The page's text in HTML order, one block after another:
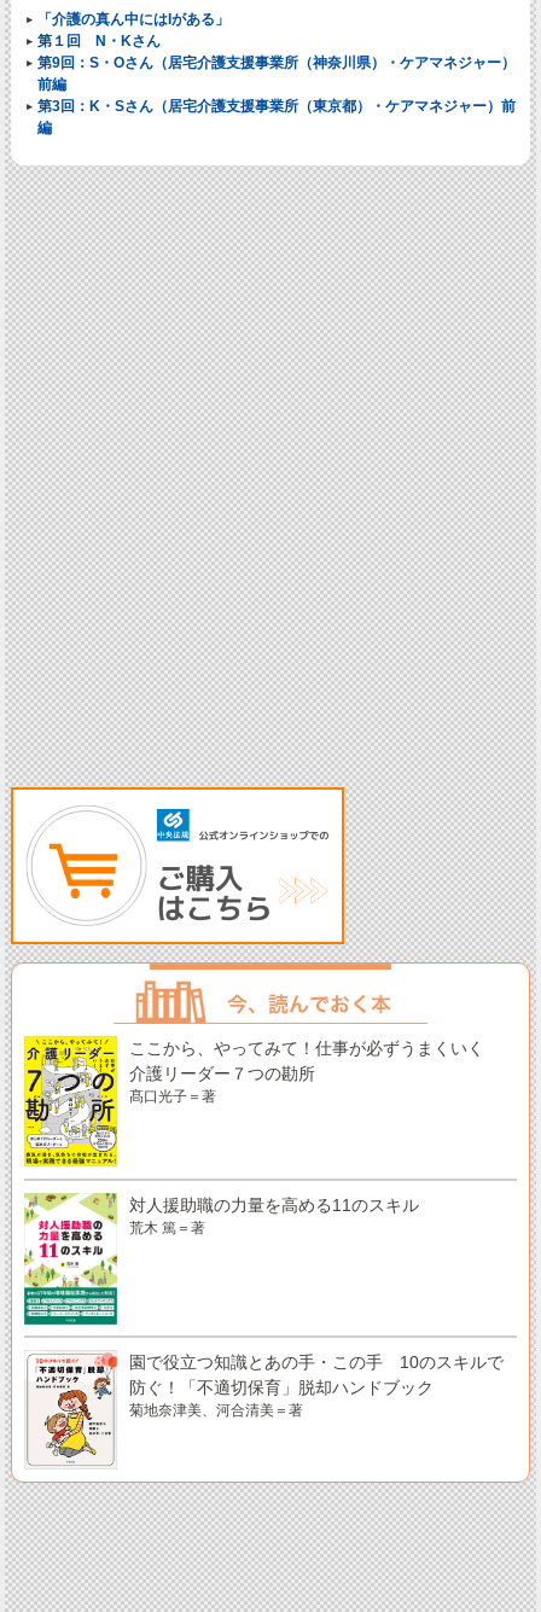
「介護の真ん中にはIがある」
第１回 N・Kさん
第9回：S・Oさん（居宅介護支援事業所（神奈川県）・ケアマネジャー）
前編
第3回：K・Sさん（居宅介護支援事業所（東京都）・ケアマネジャー）前
編
ここから、やってみて！仕事が必ずうまくいく
介護リーダー７つの勘所
髙口光子＝著
対人援助職の力量を高める11のスキル
荒木 篤＝著
園で役立つ知識とあの手・この手 10のスキルで
防ぐ！「不適切保育」脱却ハンドブック
菊地奈津美、河合清美＝著